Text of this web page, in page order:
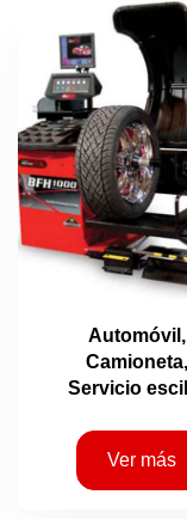
Automóvil,
Camioneta,
Servicio
Ver más